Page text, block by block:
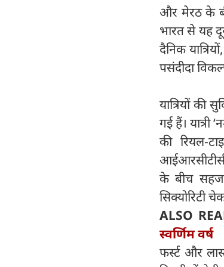
और मेरठ के
भारत से यह
दैनिक
पसंदीदा
यात्रियों
गई हैं।
की रियल-
के बीच सहज
सिक्योरिटी
ALSO
स्वर्णिम वर्ष
फर्स्ट और